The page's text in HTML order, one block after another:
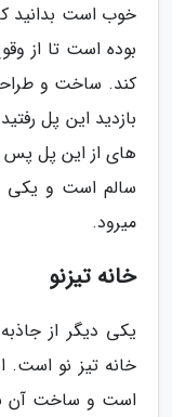
خوب است بدانید
بوده است تا از
کند. ساخت و
بازدید این پل
های از این پل
سالم است و یکی
میرود.
خانه تیزنو
یکی دیگر از
خانه تیز نو است.
است و ساخت آن